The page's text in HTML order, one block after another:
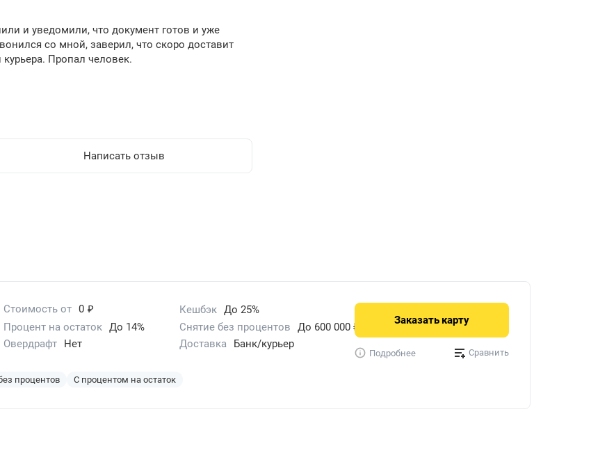
и уведомили, что документ готов и уже
со мной, заверил, что скоро доставит
Пропал человек.
Написать отзыв
Стоимость от 0 ₽ Кешбэк До 25%
Процент на остаток До 14% Снятие без процентов
До 600 000 ₽/мес.
Овердрафт
Нет Доставка Банк/курьер
процентов С процентом на остаток
Заказать карту
Подробнее Сравнить